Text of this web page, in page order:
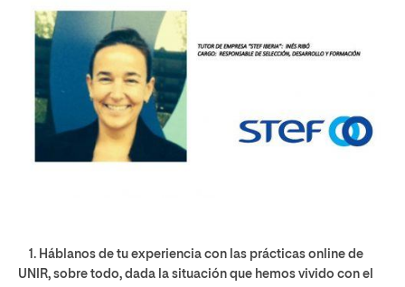
1. Háblanos de tu experiencia con las prácticas online de
UNIR, sobre todo, dada la situación que hemos vivido con el